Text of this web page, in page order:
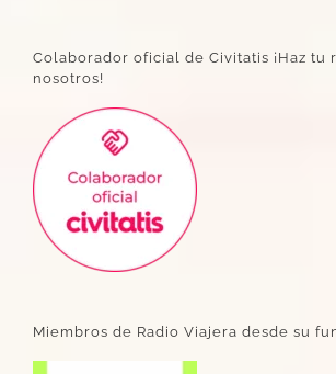
Colaborador oficial de Civitatis ¡Haz tu
nosotros!
Miembros de Radio Viajera desde su